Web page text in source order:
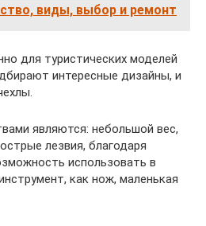
виды, выбор и ремонт
для туристических моделей
интересные дизайны, и
являются: небольшой вес,
лезвия, благодаря
использовать в
как нож, маленькая